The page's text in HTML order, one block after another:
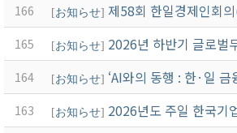
166 [お知らせ] 제58회 한일경제인회
165 [お知らせ] 2026년 하반기 글로벌
164 [お知らせ] ‘AI와의 동행 : 한·일
163 [お知らせ] 2026년도 주일 한국기